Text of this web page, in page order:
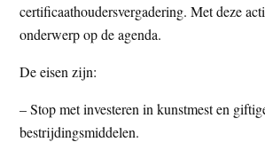
certificaathoudersvergadering. Met deze
onderwerp op de agenda.
De eisen zijn:
– Stop met investeren in kunstmest en
bestrijdingsmiddelen.